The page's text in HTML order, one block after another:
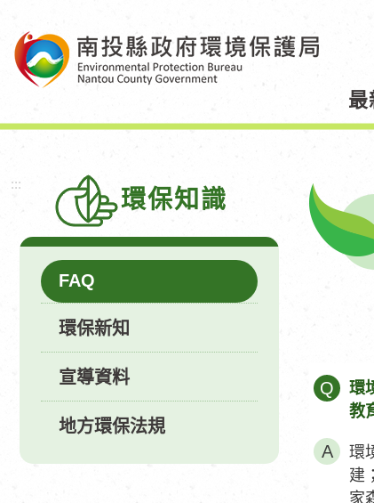
主
容
塊
最
:::
環保知識
FAQ
環保新知
宣導資料
地方環保法規
Q
環
教
環
建
家